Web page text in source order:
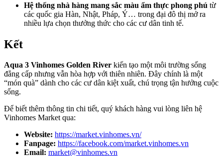
Hệ thống nhà hàng mang sắc màu ẩm thực phong phú từ
các quốc gia Hàn, Nhật, Pháp, Ý… trong đại đô thị mở ra
nhiều lựa chọn thưởng thức cho các cư dân tinh tế.
Kết
Aqua 3 Vinhomes Golden River kiến tạo một môi trường sống
đẳng cấp nhưng vẫn hòa hợp với thiên nhiên. Đây chính là một
“món quà” dành cho các cư dân kiệt xuất, chú trọng tận hưởng cuộc
sống.
Để biết thêm thông tin chi tiết, quý khách hàng vui lòng liên hệ
Vinhomes Market qua:
Website: https://market.vinhomes.vn/
Fanpage: https://facebook.com/market.vinhomes.vn
Email: market@vinhomes.vn